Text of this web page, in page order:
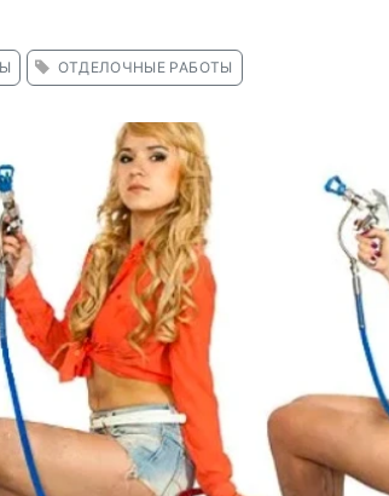
ОТДЕЛОЧНЫЕ РАБОТЫ